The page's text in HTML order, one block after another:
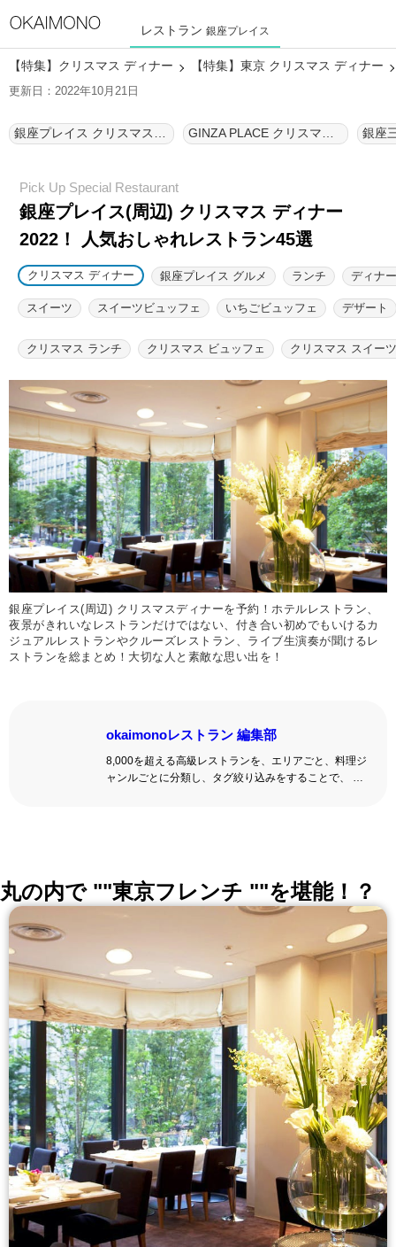
レストラン 銀座プレイス
【特集】クリスマス ディナー 【特集】東京 クリスマス ディナー
更新日：2022年10月21日
銀座プレイス(周辺) クリスマス ディナー
2022！ 人気おしゃれレストラン45選
クリスマス ディナー 銀座プレイス グルメ ランチ ディナー
スイーツ スイーツビュッフェ いちごビュッフェ デザート
クリスマス ランチ クリスマス ビュッフェ クリスマス スイーツ
銀座プレイス(周辺) クリスマスディナーを予約！ホテルレストラン、
夜景がきれいなレストランだけではない、付き合い初めでもいけるカ
ジュアルレストランやクルーズレストラン、ライブ生演奏が聞けるレ
ストランを総まとめ！大切な人と素敵な思い出を！
okaimonoレストラン 編集部
8,000を超える高級レストランを、エリアごと、料理ジ
ャンルごとに分類し、タグ絞り込みをすることで、 い
丸の内で ""東京フレンチ ""を堪能！？